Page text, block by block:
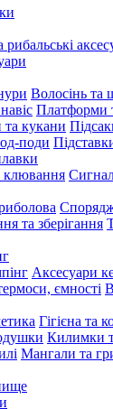
Волосінь та
Платформи
Аксесуари
Гігієна та
Килимки
Мангали та